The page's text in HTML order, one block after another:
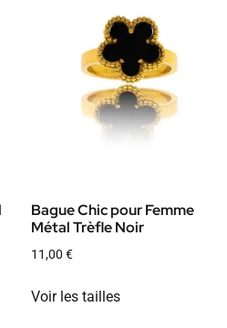
Bague Chic pour Femme
Métal Trèfle Noir
11,00 €
Voir les tailles